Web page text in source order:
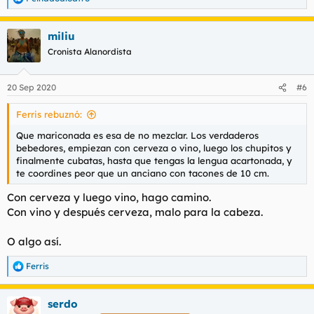
R
e
a
c
c
i
e
s
miliu
Cronista Alanordista
20 Sep 2020 #6
Ferris rebuznó:
Que mariconada es esa de no mezclar. Los verdaderos
bebedores, empiezan con cerveza o vino, luego los chupitos y
finalmente cubatas, hasta que tengas la lengua acartonada, y
te coordines peor que un anciano con tacones de 10 cm.
Con cerveza y luego vino, hago camino.
Con vino y después cerveza, malo para la cabeza.
O algo así.
R
e
a
c
Ferris
serdo